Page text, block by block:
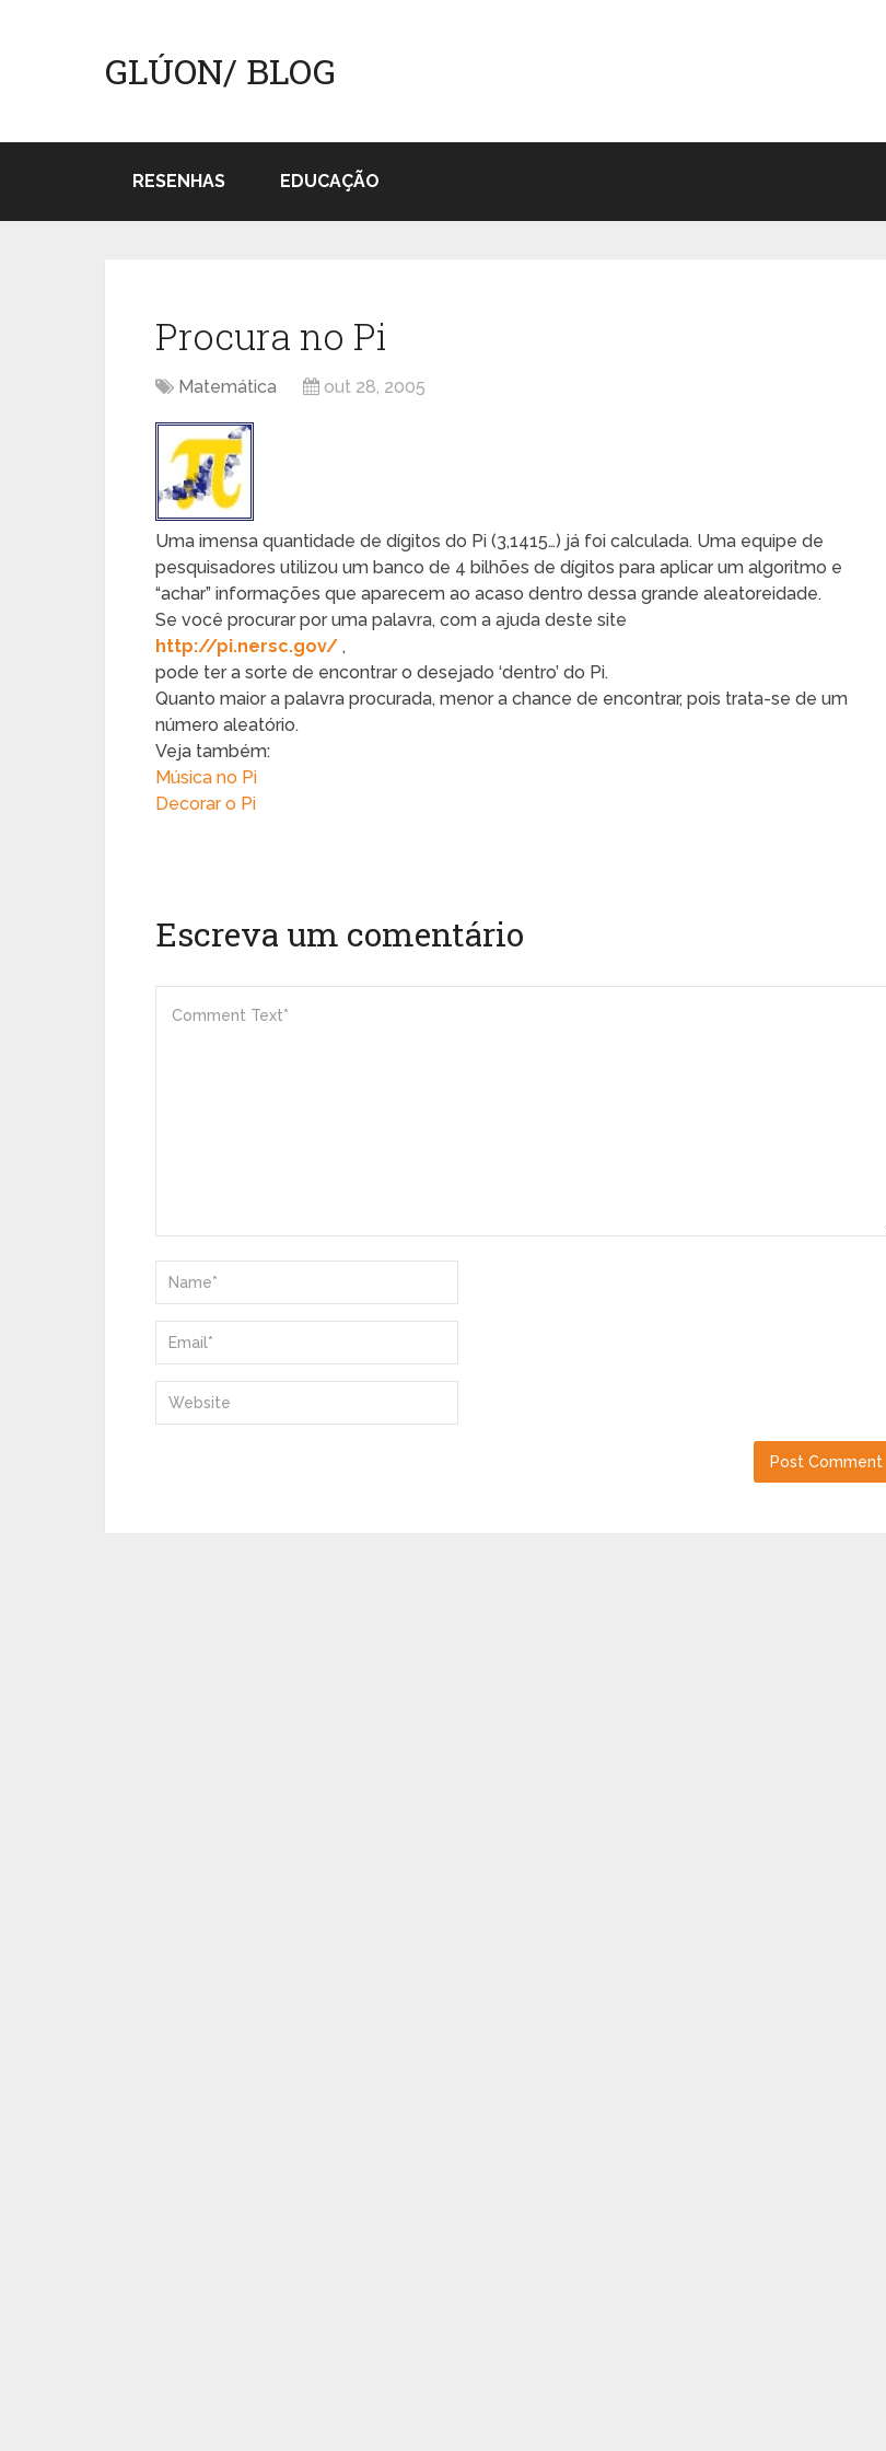
GLÚON/ BLOG
RESENHAS EDUCAÇÃO
Procura no Pi
Matemática out 28, 2005
Uma imensa quantidade de dígitos do Pi (3,1415…) já foi calculada. Uma equipe de
pesquisadores utilizou um banco de 4 bilhões de dígitos para aplicar um algoritmo e
“achar” informações que aparecem ao acaso dentro dessa grande aleatoreidade.
Se você procurar por uma palavra, com a ajuda deste site
http://pi.nersc.gov/ ,
pode ter a sorte de encontrar o desejado ‘dentro’ do Pi.
Quanto maior a palavra procurada, menor a chance de encontrar, pois trata-se de um
número aleatório.
Veja também:
Música no Pi
Decorar o Pi
Escreva um comentário